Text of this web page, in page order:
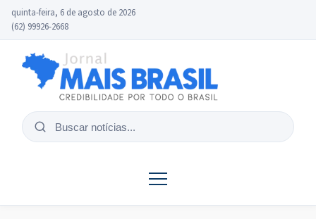
quinta-feira, 6 de agosto de 2026
(62) 99926-2668
Buscar